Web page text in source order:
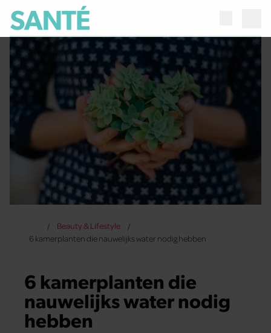
Beauty & Lifestyle
6 kamerplanten die nauwelijks water nodig hebben
6 kamerplanten die
nauwelijks water nodig
hebben